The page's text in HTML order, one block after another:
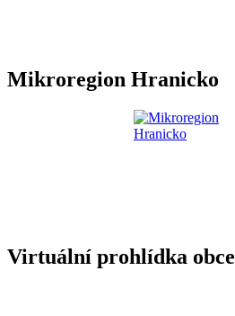
Mikroregion Hranicko
Virtuální prohlídka obce